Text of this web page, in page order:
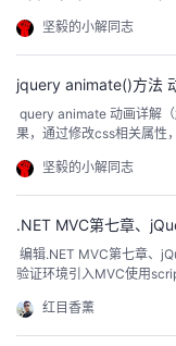
者
学
的
课
我
的
我
支
持
的
技
术
我
的
云
坚毅的小解同志
jquery animate()方法
query animate 动画详解
果，通过修改css相关属性
规定产生动画效果的一个
画的速...
坚毅的小解同志
.NET MVC第七章、
编辑.NET MVC第七章、
验证环境引入MVC使用
query-3.4.0.min.js"></
红目香薰